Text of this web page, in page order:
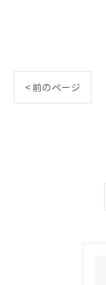
< 前のページ